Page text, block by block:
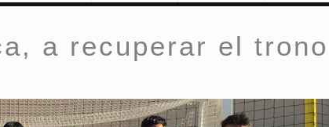
a recuperar el trono